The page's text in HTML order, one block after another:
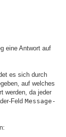
eine Antwort auf
es sich durch
auf welches
werden, da jeder
Feld Message-